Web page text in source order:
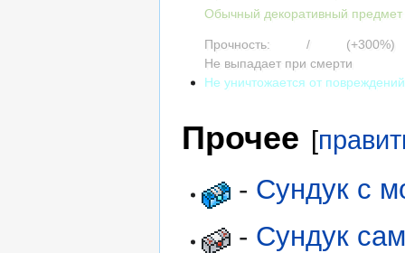
Обычный декоративный предмет
Прочность: /
(+300%)
Не выпадает при смерти
Не уничтожается от повреждений
Прочее [
- Сундук с
- Сундук